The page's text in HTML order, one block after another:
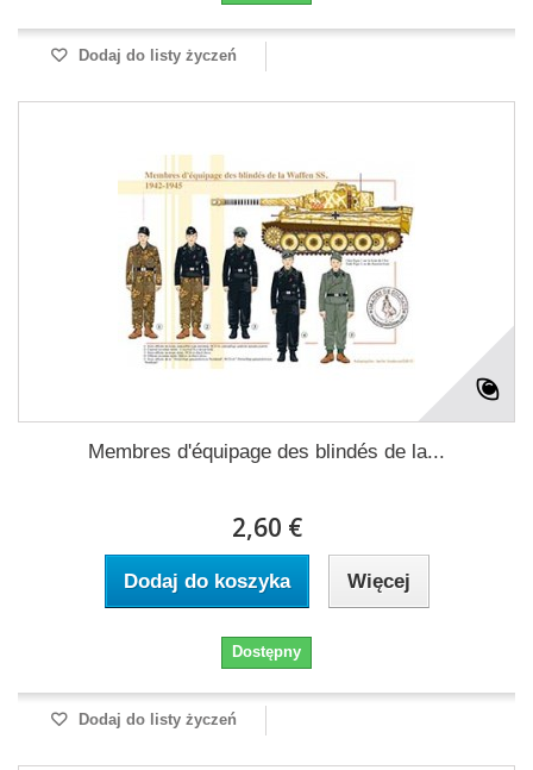
Dodaj do listy życzeń
Membres d'équipage des blindés de la...
2,60 €
Dodaj do koszyka Więcej
Dostępny
Dodaj do listy życzeń